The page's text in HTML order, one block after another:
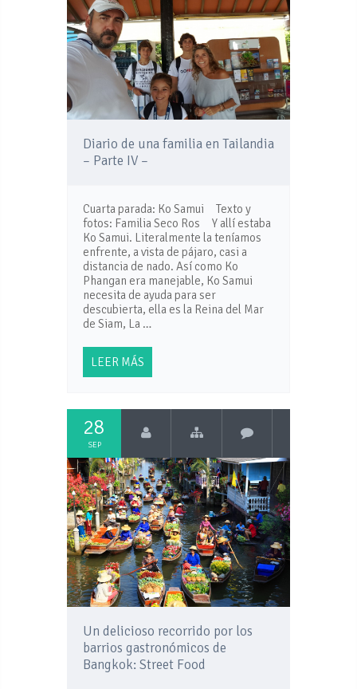
Diario de una familia en Tailandia
– Parte IV –
Cuarta parada: Ko Samui Texto y
fotos: Familia Seco Ros Y allí estaba
Ko Samui. Literalmente la teníamos
enfrente, a vista de pájaro, casi a
distancia de nado. Así como Ko
Phangan era manejable, Ko Samui
necesita de ayuda para ser
descubierta, ella es la Reina del Mar
de Siam, La …
LEER MÁS
28
SEP
Un delicioso recorrido por los
barrios gastronómicos de
Bangkok: Street Food